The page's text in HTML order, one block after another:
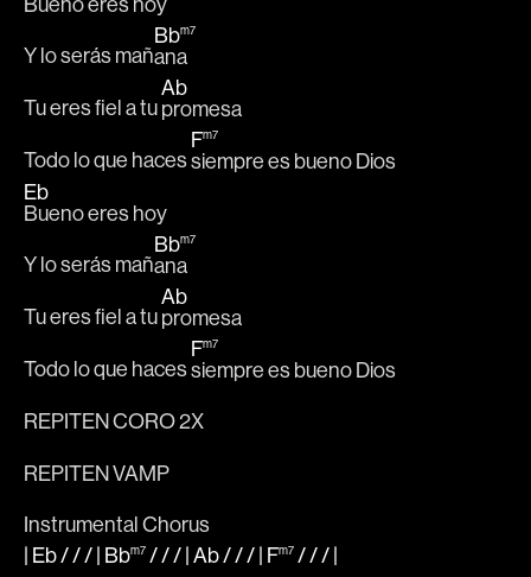
Y lo serás mañ
Bbm7
ana
Tu eres fiel a tu
Ab
promesa
Todo lo que haces
Fm7
siempre es bueno Dios
Eb
Bueno eres hoy
Y lo serás mañ
Bbm7
ana
Tu eres fiel a tu
Ab
promesa
Todo lo que haces
Fm7
siempre es bueno Dios
REPITEN CORO 2X
REPITEN VAMP
Instrumental Chorus
Eb/ / / | Bbm7 / / / | Ab/ / / | Fm7 / / /